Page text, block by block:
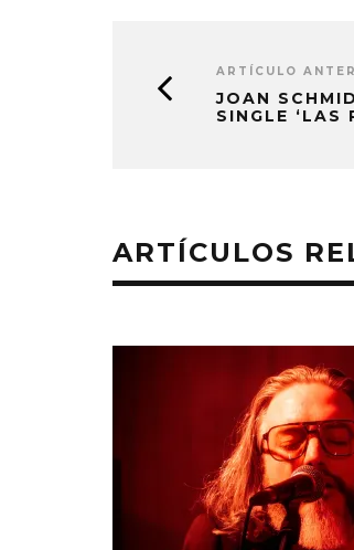
ARTÍCULO
JOAN
SINGLE ‘LAS
ARTÍCULOS